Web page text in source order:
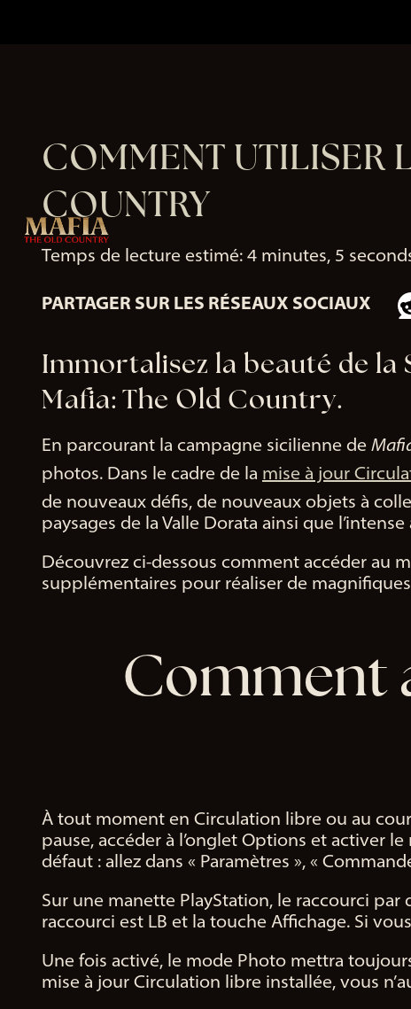
COMMENT UTILISER
COUNTRY
Temps de lecture estimé 4 minutes, 5
PARTAGER SUR LES RÉSEAUX SOCIAUX
Immortalisez la beauté de la
Mafia: The Old Country.
En parcourant la campagne sicilienne de
photos. Dans le cadre de la mise à jour
de nouveaux défis, de nouveaux objets à
paysages de la Valle Dorata ainsi que
Découvrez ci-dessous comment accéder au
supplémentaires pour réaliser de magnifiques
Comment
À tout moment en Circulation libre ou au
pause, accéder à l’onglet Options et activer
défaut : allez dans « Paramètres », «
Sur une manette PlayStation, le raccourci
raccourci est LB et la touche Affichage. Si
Une fois activé, le mode Photo mettra
mise à jour Circulation libre installée, vous